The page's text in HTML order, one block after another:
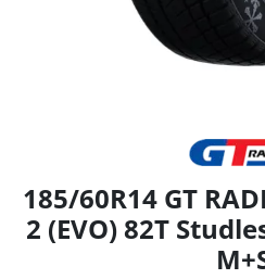
185/60R14 GT
2 (EVO) 82T